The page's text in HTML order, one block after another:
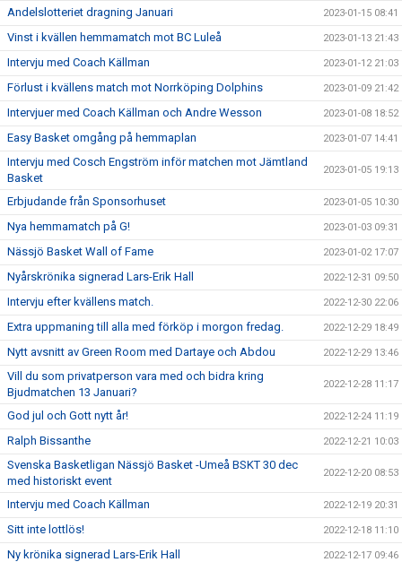
Andelslotteriet dragning Januari 2023-01-15 08:41
Vinst i kvällen hemmamatch mot BC Luleå 2023-01-13 21:43
Intervju med Coach Källman 2023-01-12 21:03
Förlust i kvällens match mot Norrköping Dolphins 2023-01-09 21:42
Intervjuer med Coach Källman och Andre Wesson 2023-01-08 18:52
Easy Basket omgång på hemmaplan 2023-01-07 14:41
Intervju med Cosch Engström inför matchen mot Jämtland
Basket
2023-01-05 19:13
Erbjudande från Sponsorhuset 2023-01-05 10:30
Nya hemmamatch på G! 2023-01-03 09:31
Nässjö Basket Wall of Fame 2023-01-02 17:07
Nyårskrönika signerad Lars-Erik Hall 2022-12-31 09:50
Intervju efter kvällens match. 2022-12-30 22:06
Extra uppmaning till alla med förköp i morgon fredag. 2022-12-29 18:49
Nytt avsnitt av Green Room med Dartaye och Abdou 2022-12-29 13:46
Vill du som privatperson vara med och bidra kring
Bjudmatchen 13 Januari?
2022-12-28 11:17
God jul och Gott nytt år! 2022-12-24 11:19
Ralph Bissanthe 2022-12-21 10:03
Svenska Basketligan Nässjö Basket -Umeå BSKT 30 dec
med historiskt event
2022-12-20 08:53
Intervju med Coach Källman 2022-12-19 20:31
Sitt inte lottlös! 2022-12-18 11:10
Ny krönika signerad Lars-Erik Hall 2022-12-17 09:46